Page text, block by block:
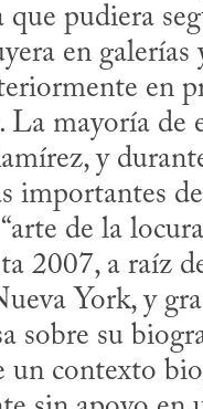
que pudiera
en
mayoría de
y
importantes
de la
York, y
sobre su
un contexto